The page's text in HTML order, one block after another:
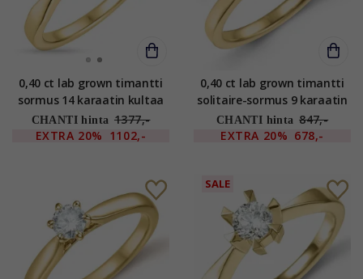
0,40 ct lab grown timantti
sormus 14 karaatin kultaa
0,40 ct
CHANTI hinta 1377,-
EXTRA 20% 1102,-
0,40 ct lab grown timantti
solitaire-sormus 9 karaatin
kultaa 0,40 ct
CHANTI hinta 847,-
EXTRA 20% 678,-
SALE